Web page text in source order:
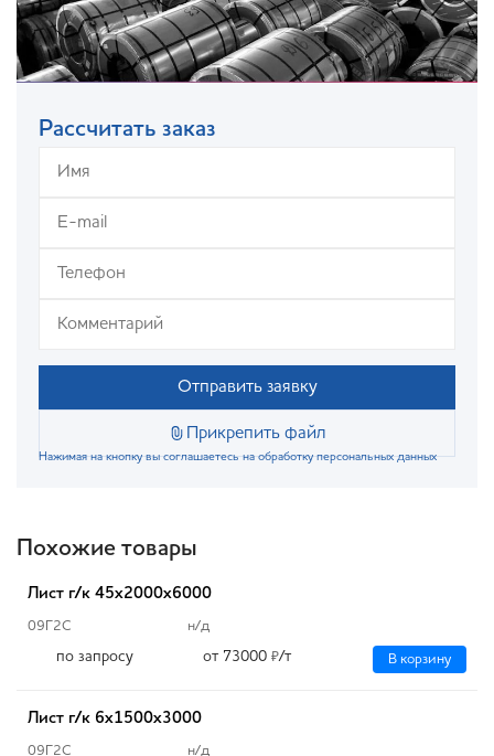
Рассчитать заказ
Отправить заявку
Прикрепить файл
Нажимая на кнопку вы соглашаетесь на обработку персональных данных
Похожие товары
Лист г/к 45х2000х6000
09Г2С н/д
по запросу от 73000 ₽/т В корзину
Лист г/к 6х1500х3000
09Г2С н/д